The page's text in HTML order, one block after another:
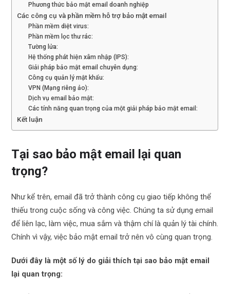
Phương thức bảo mật email doanh nghiệp
Các công cụ và phần mềm hỗ trợ bảo mật email
Phần mềm diệt virus:
Phần mềm lọc thư rác:
Tường lửa:
Hệ thống phát hiện xâm nhập (IPS):
Giải pháp bảo mật email chuyên dụng:
Công cụ quản lý mật khẩu:
VPN (Mạng riêng ảo):
Dịch vụ email bảo mật:
Các tính năng quan trọng của một giải pháp bảo mật email:
Kết luận
Tại sao bảo mật email lại quan
trọng?
Như kể trên, email đã trở thành công cụ giao tiếp không thể
thiếu trong cuộc sống và công việc. Chúng ta sử dụng email
để liên lạc, làm việc, mua sắm và thậm chí là quản lý tài chính.
Chính vì vậy, việc bảo mật email trở nên vô cùng quan trọng.
Dưới đây là một số lý do giải thích tại sao bảo mật email
lại quan trọng: